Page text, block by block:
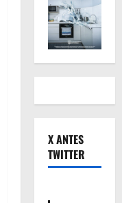
X ANTES
TWITTER